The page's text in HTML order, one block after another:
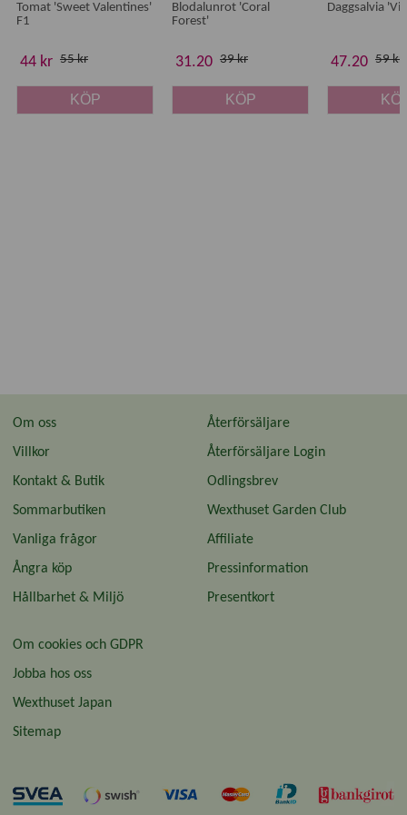
Tomat 'Sweet Valentines'
F1
44 kr 55 kr
KÖP
Blodalunrot 'Coral
Forest'
31.20 39 kr
KÖP
Daggsalvia
47.20 59 kr
Om oss
Villkor
Kontakt & Butik
Sommarbutiken
Vanliga frågor
Ångra köp
Hållbarhet & Miljö
Återförsäljare
Återförsäljare Login
Odlingsbrev
Wexthuset Garden Club
Affiliate
Pressinformation
Presentkort
Om cookies och GDPR
Jobba hos oss
Wexthuset Japan
Sitemap